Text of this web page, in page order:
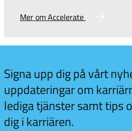
Mer om Accelerate
Signa upp dig på vårt
uppdateringar om
lediga tjänster samt tips
dig i karriären.
kul